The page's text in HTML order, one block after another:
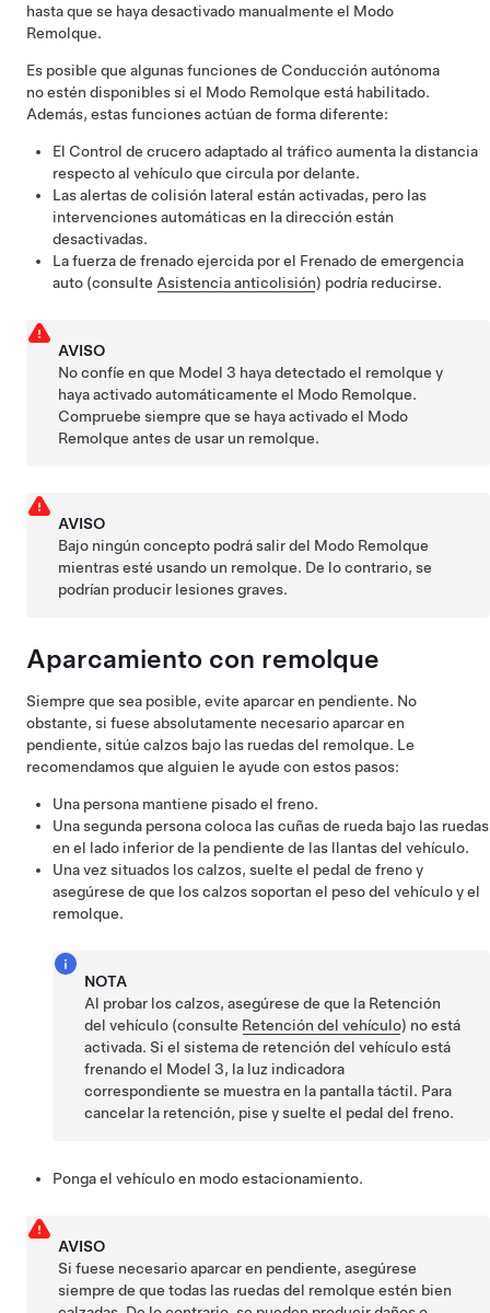
hasta que se haya desactivado manualmente el Modo
Remolque.
Es posible que algunas funciones de Conducción autónoma
no estén disponibles si el Modo Remolque está habilitado.
Además, estas funciones actúan de forma diferente:
El Control de crucero adaptado al tráfico aumenta la distancia
respecto al vehículo que circula por delante.
Las alertas de colisión lateral están activadas, pero las
intervenciones automáticas en la dirección están
desactivadas.
La fuerza de frenado ejercida por el Frenado de emergencia
auto (consulte Asistencia anticolisión) podría reducirse.
AVISO
No confíe en que Model 3 haya detectado el remolque y
haya activado automáticamente el Modo Remolque.
Compruebe siempre que se haya activado el Modo
Remolque antes de usar un remolque.
AVISO
Bajo ningún concepto podrá salir del Modo Remolque
mientras esté usando un remolque. De lo contrario, se
podrían producir lesiones graves.
Aparcamiento con remolque
Siempre que sea posible, evite aparcar en pendiente. No
obstante, si fuese absolutamente necesario aparcar en
pendiente, sitúe calzos bajo las ruedas del remolque. Le
recomendamos que alguien le ayude con estos pasos:
Una persona mantiene pisado el freno.
Una segunda persona coloca las cuñas de rueda bajo las ruedas
en el lado inferior de la pendiente de las llantas del vehículo.
Una vez situados los calzos, suelte el pedal de freno y
asegúrese de que los calzos soportan el peso del vehículo y el
remolque.
NOTA
Al probar los calzos, asegúrese de que la Retención
del vehículo (consulte Retención del vehículo) no está
activada. Si el sistema de retención del vehículo está
frenando el Model 3, la luz indicadora
correspondiente se muestra en la pantalla táctil. Para
cancelar la retención, pise y suelte el pedal del freno.
Ponga el vehículo en modo estacionamiento.
AVISO
Si fuese necesario aparcar en pendiente, asegúrese
siempre de que todas las ruedas del remolque estén bien